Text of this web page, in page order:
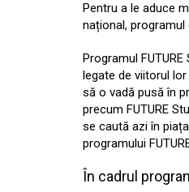
Pentru a le aduce
național,
Programul
legate de viitorul
să o vadă pusă în
precum FUTURE
se caută azi în
programului
În cadrul